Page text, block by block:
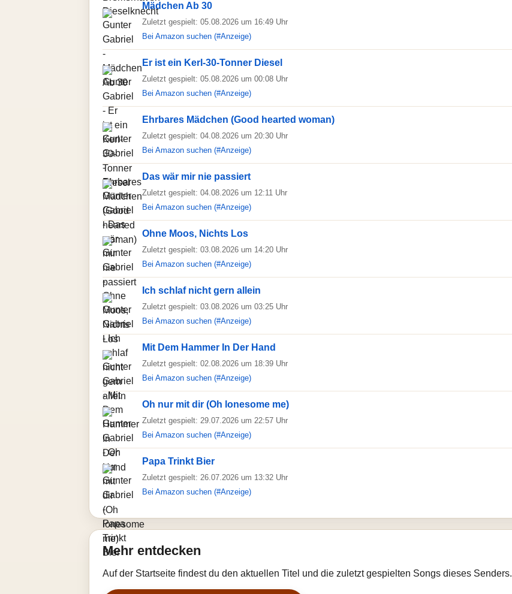
Mädchen Ab 30
Zuletzt gespielt: 05.08.2026 um 16:49 Uhr
Bei Amazon suchen (#Anzeige)
Er ist ein Kerl-30-Tonner Diesel
Zuletzt gespielt: 05.08.2026 um 00:08 Uhr
Bei Amazon suchen (#Anzeige)
Ehrbares Mädchen (Good hearted woman)
Zuletzt gespielt: 04.08.2026 um 20:30 Uhr
Bei Amazon suchen (#Anzeige)
Das wär mir nie passiert
Zuletzt gespielt: 04.08.2026 um 12:11 Uhr
Bei Amazon suchen (#Anzeige)
Ohne Moos, Nichts Los
Zuletzt gespielt: 03.08.2026 um 14:20 Uhr
Bei Amazon suchen (#Anzeige)
Ich schlaf nicht gern allein
Zuletzt gespielt: 03.08.2026 um 03:25 Uhr
Bei Amazon suchen (#Anzeige)
Mit Dem Hammer In Der Hand
Zuletzt gespielt: 02.08.2026 um 18:39 Uhr
Bei Amazon suchen (#Anzeige)
Oh nur mit dir (Oh lonesome me)
Zuletzt gespielt: 29.07.2026 um 22:57 Uhr
Bei Amazon suchen (#Anzeige)
Papa Trinkt Bier
Zuletzt gespielt: 26.07.2026 um 13:32 Uhr
Bei Amazon suchen (#Anzeige)
Mehr entdecken
Auf der Startseite findest du den aktuellen Titel und die zuletzt gespielten Songs dieses Senders.